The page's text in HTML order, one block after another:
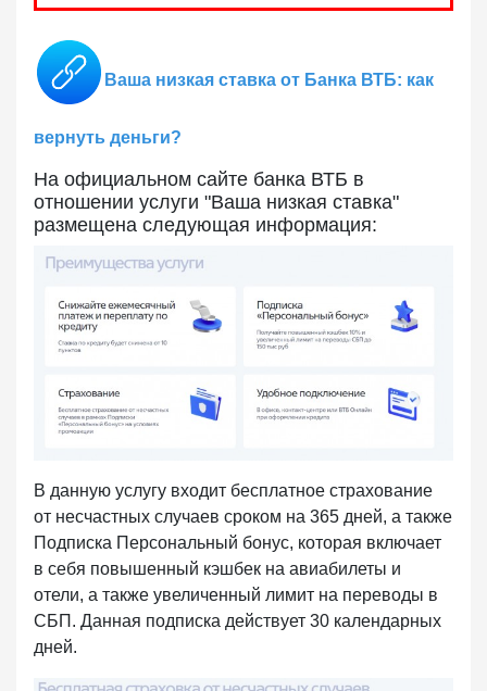
Ваша низкая ставка от Банка ВТБ: как
вернуть деньги?
На официальном сайте банка ВТБ в
отношении услуги "Ваша низкая ставка"
размещена следующая информация:
В данную услугу входит бесплатное страхование
от несчастных случаев сроком на 365 дней, а также
Подписка Персональный бонус, которая включает
в себя повышенный кэшбек на авиабилеты и
отели, а также увеличенный лимит на переводы в
СБП. Данная подписка действует 30 календарных
дней.